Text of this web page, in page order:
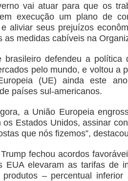
vai atuar para que os
execução um plano de
aliviar seus prejuízos
as medidas cabíveis na
brasileiro defendeu a
pelo mundo, e voltou a
(UE) ainda este
países sul-americanos.
a União Europeia
Estados Unidos, assinar
que nós fizemos”,
fechou acordos
EUA elevaram as tarifas de
– percentual